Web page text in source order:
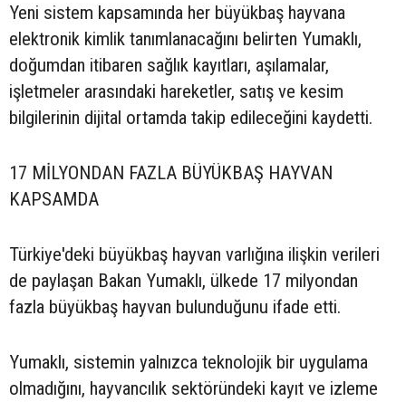
Yeni sistem kapsamında her büyükbaş hayvana
elektronik kimlik tanımlanacağını belirten Yumaklı,
doğumdan itibaren sağlık kayıtları, aşılamalar,
işletmeler arasındaki hareketler, satış ve kesim
bilgilerinin dijital ortamda takip edileceğini kaydetti.
17 MİLYONDAN FAZLA BÜYÜKBAŞ HAYVAN
KAPSAMDA
Türkiye'deki büyükbaş hayvan varlığına ilişkin verileri
de paylaşan Bakan Yumaklı, ülkede 17 milyondan
fazla büyükbaş hayvan bulunduğunu ifade etti.
Yumaklı, sistemin yalnızca teknolojik bir uygulama
olmadığını, hayvancılık sektöründeki kayıt ve izleme